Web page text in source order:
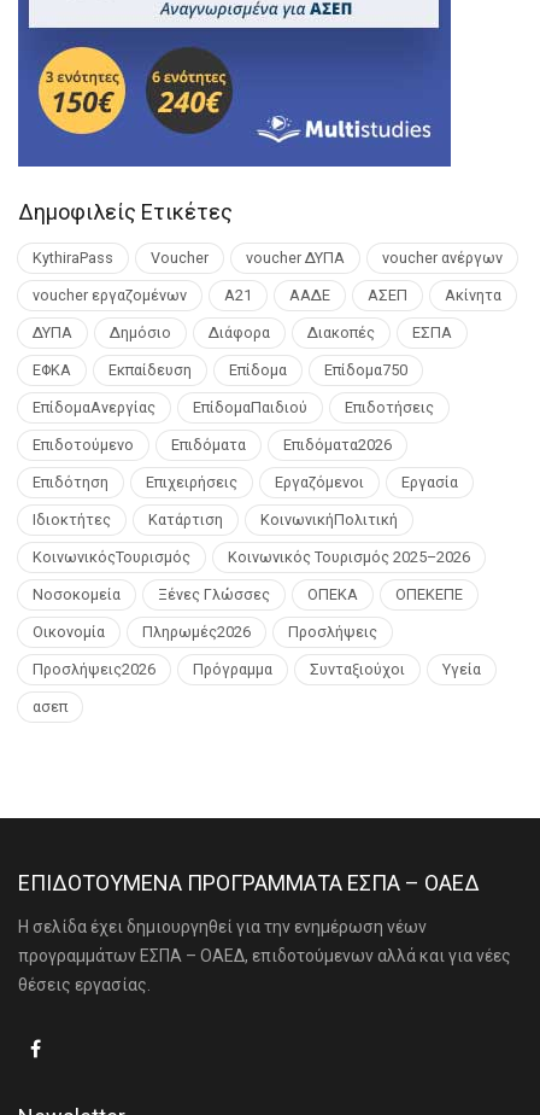
Δημοφιλείς Ετικέτες
KythiraPass Voucher voucher ΔΥΠΑ voucher ανέργων
voucher εργαζομένων Α21 ΑΑΔΕ ΑΣΕΠ Ακίνητα
ΔΥΠΑ Δημόσιο Διάφορα Διακοπές ΕΣΠΑ
ΕΦΚΑ Εκπαίδευση Επίδομα Επίδομα750
ΕπίδομαΑνεργίας ΕπίδομαΠαιδιού Επιδοτήσεις
Επιδοτούμενο Επιδόματα Επιδόματα2026
Επιδότηση Επιχειρήσεις Εργαζόμενοι Εργασία
Ιδιοκτήτες Κατάρτιση ΚοινωνικήΠολιτική
ΚοινωνικόςΤουρισμός Κοινωνικός Τουρισμός 2025–2026
Νοσοκομεία Ξένες Γλώσσες ΟΠΕΚΑ ΟΠΕΚΕΠΕ
Οικονομία Πληρωμές2026 Προσλήψεις
Προσλήψεις2026 Πρόγραμμα Συνταξιούχοι Υγεία
ασεπ
ΕΠΙΔΟΤΟΥΜΕΝΑ ΠΡΟΓΡΑΜΜΑΤΑ ΕΣΠΑ – ΟΑΕΔ
Η σελίδα έχει δημιουργηθεί για την ενημέρωση νέων
προγραμμάτων ΕΣΠΑ – ΟΑΕΔ, επιδοτούμενων αλλά και για νέες
θέσεις εργασίας.